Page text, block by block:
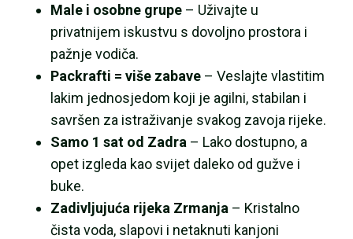
Male i osobne grupe – Uživajte u
privatnijem iskustvu s dovoljno prostora i
pažnje vodiča.
Packrafti = više zabave – Veslajte vlastitim
lakim jednosjedom koji je agilni, stabilan i
savršen za istraživanje svakog zavoja rijeke.
Samo 1 sat od Zadra – Lako dostupno, a
opet izgleda kao svijet daleko od gužve i
buke.
Zadivljujuća rijeka Zrmanja – Kristalno
čista voda, slapovi i netaknuti kanjoni